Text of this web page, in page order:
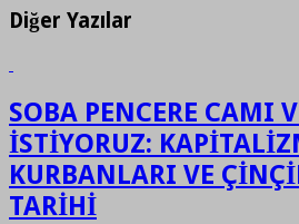
Diğer Yazılar
SOBA PENCERE CAMI
İSTİYORUZ:
KURBANLARI VE
TARİHİ